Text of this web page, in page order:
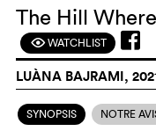
The Hill
FWATCHLIST
LUÀNA BAJRAMI,
SYNOPSIS NOTRE